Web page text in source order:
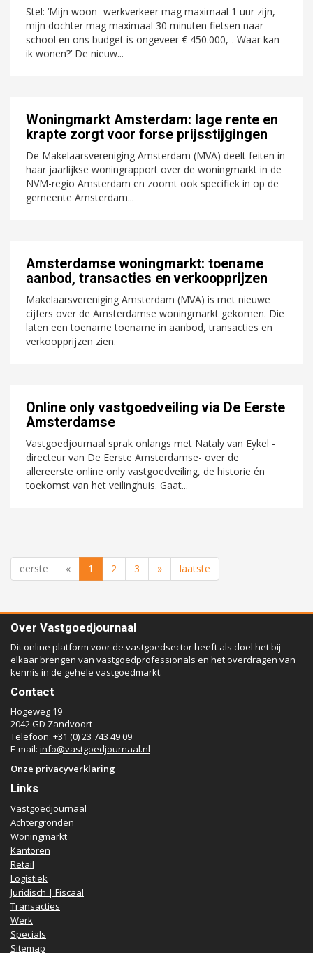
Stel: ‘Mijn woon- werkverkeer mag maximaal 1 uur zijn,
mijn dochter mag maximaal 30 minuten fietsen naar
school en ons budget is ongeveer € 450.000,-. Waar kan
ik wonen?’ De nieuw...
Woningmarkt Amsterdam: lage rente en
krapte zorgt voor forse prijsstijgingen
De Makelaarsvereniging Amsterdam (MVA) deelt feiten in
haar jaarlijkse woningrapport over de woningmarkt in de
NVM-regio Amsterdam en zoomt ook specifiek in op de
gemeente Amsterdam...
Amsterdamse woningmarkt: toename
aanbod, transacties en verkoopprijzen
Makelaarsvereniging Amsterdam (MVA) is met nieuwe
cijfers over de Amsterdamse woningmarkt gekomen. Die
laten een toename toename in aanbod, transacties en
verkoopprijzen zien.
Online only vastgoedveiling via De Eerste
Amsterdamse
Vastgoedjournaal sprak onlangs met Nataly van Eykel -
directeur van De Eerste Amsterdamse- over de
allereerste online only vastgoedveiling, de historie én
toekomst van het veilinghuis. Gaat...
eerste « 1 2 3 » laatste
Over Vastgoedjournaal
Dit online platform voor de vastgoedsector heeft als doel het bij
elkaar brengen van vastgoedprofessionals en het overdragen van
kennis in de gehele vastgoedmarkt.
Contact
Hogeweg 19
2042 GD Zandvoort
Telefoon: +31 (0) 23 743 49 09
E-mail: info@vastgoedjournaal.nl
Onze privacyverklaring
Links
Vastgoedjournaal
Achtergronden
Woningmarkt
Kantoren
Retail
Logistiek
Juridisch | Fiscaal
Transacties
Werk
Specials
Sitemap